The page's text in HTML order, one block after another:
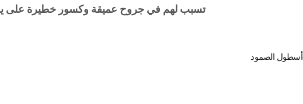
تسبب لهم في جروح عميقة وكسور خطيرة على يد
أسطول الصمود